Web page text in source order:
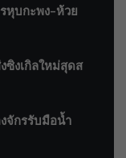
หุบกะพง–ห้วย
ซิงเกิลใหม่สุดส
จักรรับมือน้ำ